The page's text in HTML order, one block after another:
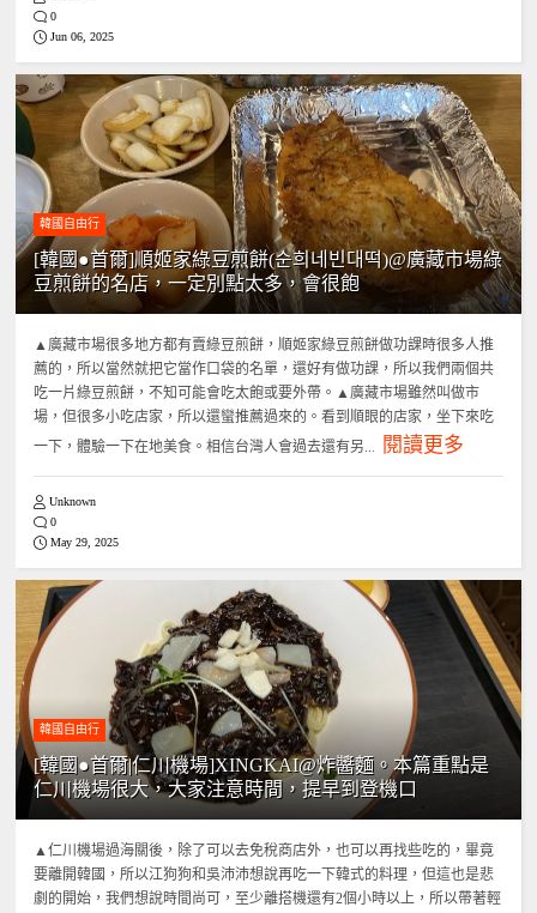
0
Jun 06, 2025
韓國自由行
[韓國●首爾]順姬家綠豆煎餅(순희네빈대떡)@廣藏市場綠
豆煎餅的名店，一定別點太多，會很飽
▲廣藏市場很多地方都有賣綠豆煎餅，順姬家綠豆煎餅做功課時很多人推
薦的，所以當然就把它當作口袋的名單，還好有做功課，所以我們兩個共
吃一片綠豆煎餅，不知可能會吃太飽或要外帶。▲廣藏市場雖然叫做市
場，但很多小吃店家，所以還蠻推薦過來的。看到順眼的店家，坐下來吃
一下，體驗一下在地美食。相信台灣人會過去還有另...
閱讀更多
Unknown
0
May 29, 2025
韓國自由行
[韓國●首爾|仁川機場]XINGKAI@炸醬麵。本篇重點是
仁川機場很大，大家注意時間，提早到登機口
▲仁川機場過海關後，除了可以去免稅商店外，也可以再找些吃的，畢竟
要離開韓國，所以江狗狗和吳沛沛想說再吃一下韓式的料理，但這也是悲
劇的開始，我們想說時間尚可，至少離搭機還有2個小時以上，所以帶著輕